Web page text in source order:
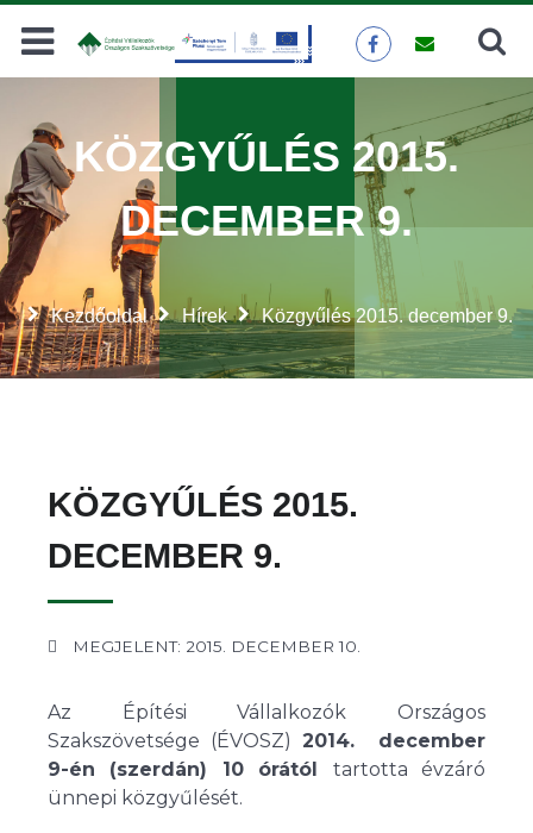
Keresés
Kezdőoldal Hírek Közgyűlés 2015. december 9.
KÖZGYŰLÉS 2015.
DECEMBER 9.
KÖZGYŰLÉS 2015.
DECEMBER 9.
MEGJELENT: 2015. DECEMBER 10.
Az Építési Vállalkozók Országos
Szakszövetsége (ÉVOSZ) 2014. december
9-én (szerdán) 10 órától tartotta évzáró
ünnepi közgyűlését.